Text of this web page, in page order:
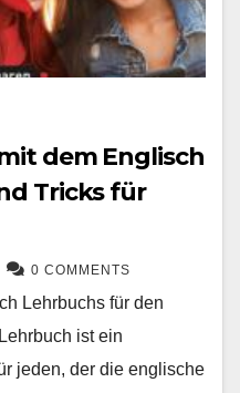
dem Englisch
Tricks für
0 COMMENTS
Lehrbuchs für den
ist ein
jeden, der die englische